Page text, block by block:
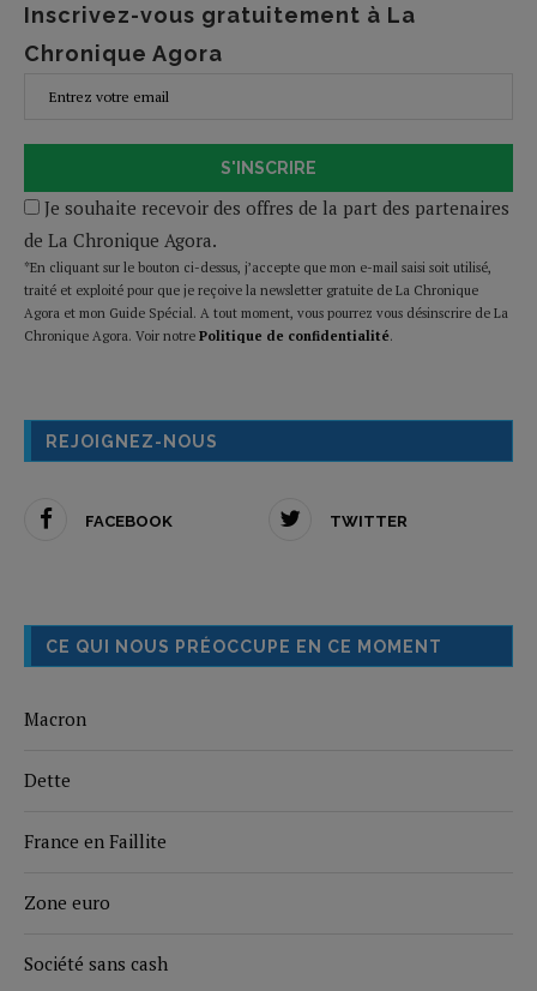
Inscrivez-vous gratuitement à La
Chronique Agora
S'INSCRIRE
Je souhaite recevoir des offres de la part des partenaires
de La Chronique Agora.
*En cliquant sur le bouton ci-dessus, j’accepte que mon e-mail saisi soit utilisé,
traité et exploité pour que je reçoive la newsletter gratuite de La Chronique
Agora et mon Guide Spécial. A tout moment, vous pourrez vous désinscrire de La
Chronique Agora. Voir notre Politique de confidentialité.
REJOIGNEZ-NOUS
FACEBOOK TWITTER
CE QUI NOUS PRÉOCCUPE EN CE MOMENT
Macron
Dette
France en Faillite
Zone euro
Société sans cash